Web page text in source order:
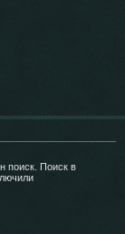
поиск. Поиск в